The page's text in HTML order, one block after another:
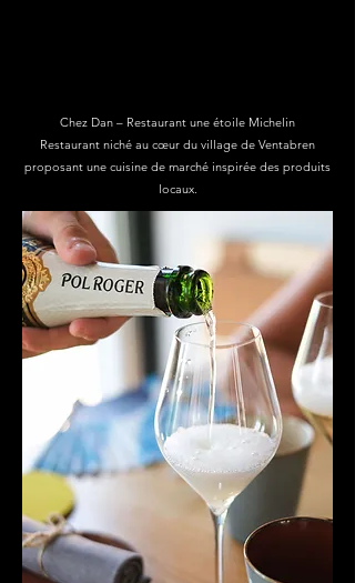
Chez Dan – Restaurant une étoile Michelin
Restaurant niché au cœur du village de Ventabren
proposant une cuisine de marché inspirée des produits
locaux.